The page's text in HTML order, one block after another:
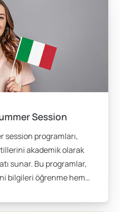
ve sosyal anlamda da
bir fırsattır. Eğer
dil becerilerinizi
edinmek istiyorsanız bu
programına başvurarak
Session
session programları,
akademik olarak
sunar. Bu programlar,
bilgileri öğrenme hem…